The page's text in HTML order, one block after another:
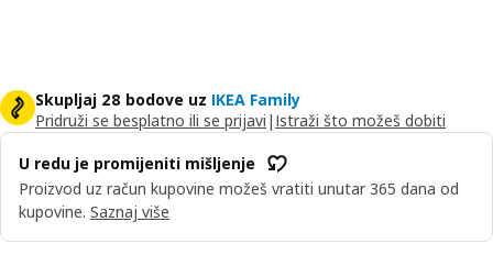
Skupljaj 28 bodove uz IKEA Family
Pridruži se besplatno ili se prijavi | Istraži što možeš dobiti
U redu je promijeniti mišljenje
Proizvod uz račun kupovine možeš vratiti unutar 365 dana od
kupovine. Saznaj više